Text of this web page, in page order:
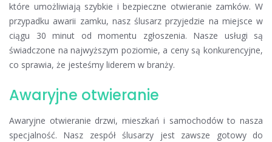
które umożliwiają szybkie i bezpieczne otwieranie zamków. W
przypadku awarii zamku, nasz ślusarz przyjedzie na miejsce w
ciągu 30 minut od momentu zgłoszenia. Nasze usługi są
świadczone na najwyższym poziomie, a ceny są konkurencyjne,
co sprawia, że jesteśmy liderem w branży.
Awaryjne otwieranie
Awaryjne otwieranie drzwi, mieszkań i samochodów to nasza
specjalność. Nasz zespół ślusarzy jest zawsze gotowy do